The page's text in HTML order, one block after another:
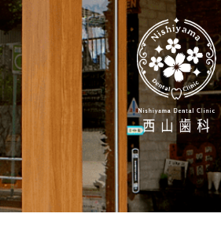
052-703-5225
9:30～12:30/14:00～18:30
休診日:木曜、日曜、祝日
WEB予約